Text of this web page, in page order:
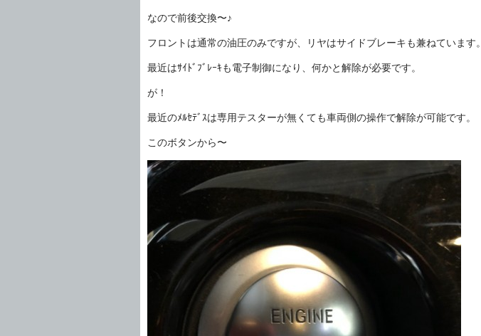
なので前後交換〜♪
フロントは通常の油圧のみですが、リヤはサイドブレーキも兼ねています。
最近はｻｲﾄﾞﾌﾞﾚｰｷも電子制御になり、何かと解除が必要です。
が！
最近のﾒﾙｾﾃﾞｽは専用テスターが無くても車両側の操作で解除が可能です。
このボタンから〜